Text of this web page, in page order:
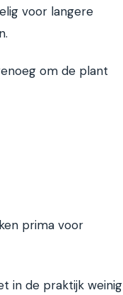
voor langere
om de plant
prima voor
in de praktijk weinig